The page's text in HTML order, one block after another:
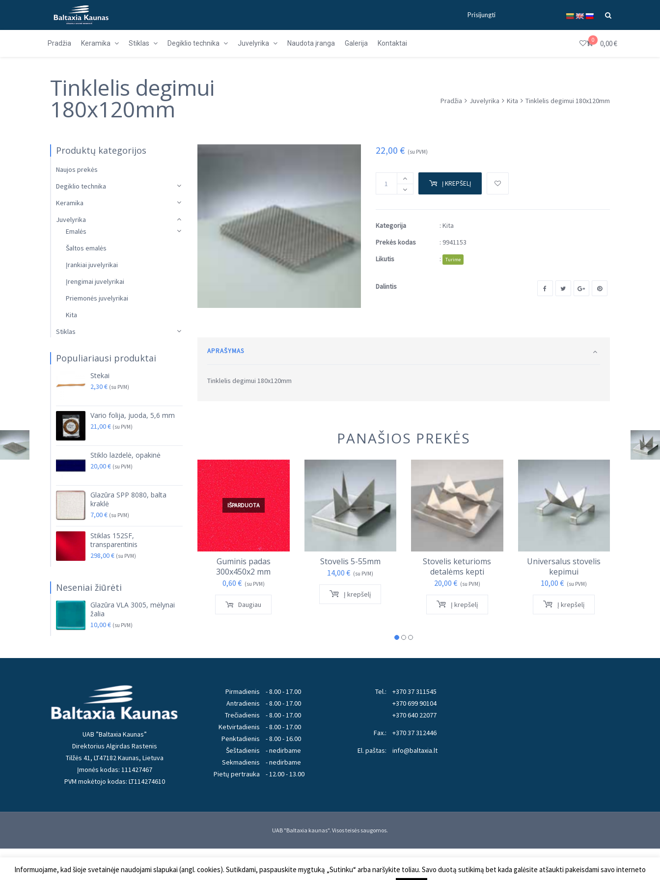
Prisijungti
Pradžia Keramika Stiklas Degiklio technika Juvelyrika Naudota įranga Galerija Kontaktai 0 0,00€
Tinklelis degimui
180x120mm Pradžia Juvelyrika Kita Tinklelis degimui 180x120mm
22,00 € (su PVM)
Į KREPŠELĮ
Kategorija : Kita
Prekės kodas
: 9941153
Likutis
: Turime
Dalintis
APRAŠYMAS
Tinklelis degimui 180x120mm
PANAŠIOS PREKĖS
IŠPARDUOTA
Guminis padas
300x450x2 mm
0,60 € (su PVM)
Daugiau
Stovelis 5-55mm
14,00€ (su PVM)
Į krepšelį
Stovelis keturioms
detalėms kepti
20,00 € (su PVM)
Į krepšelį
Universalus stovelis
kepimui
10,00€ (su PVM)
Į krepšelį
Produktų kategorijos
Naujos prekės
Degiklio technika
Keramika
Juvelyrika
Emalės
Šaltos emalės
Įrankiai juvelyrikai
Įrengimai juvelyrikai
Priemonės juvelyrikai
Kita
Stiklas
Populiariausi produktai
Stekai
2,30€ (su PVM)
Vario folija, juoda, 5,6 mm
21,00€ (su PVM)
Stiklo lazdelė, opakinė
20,00€ (su PVM)
Glazūra SPP 8080, balta
kraklė
7,00€ (su PVM)
Stiklas 152SF,
transparentinis
298,00€ (su PVM)
Neseniai žiūrėti
Glazūra VLA 3005, mėlynai
žalia
10,00€ (su PVM)
UAB ”Baltaxia Kaunas”
Direktorius Algirdas Rastenis
Tilžės 41, LT47182 Kaunas, Lietuva
Įmonės kodas: 111427467
PVM mokėtojo kodas: LT114274610
Pirmadienis
Antradienis
Trečiadienis
Ketvirtadienis
Penktadienis
Šeštadienis
Sekmadienis
Pietų pertrauka
- 8.00 - 17.00
- 8.00 - 17.00
- 8.00 - 17.00
- 8.00 - 17.00
- 8.00 - 16.00
- nedirbame
- nedirbame
- 12.00 - 13.00
Tel.:
+370 37 311545
+370 699 90104
+370 640 22077
Fax.:
+370 37 312446
El. paštas:
info@baltaxia.lt
UAB "Baltaxia kaunas". Visos teisės saugomos.
Informuojame, kad šioje svetainėje naudojami slapukai (angl. cookies). Sutikdami, paspauskite mygtuką „Sutinku“ arba naršykite toliau. Savo duotą sutikimą bet kada galėsite atšaukti pakeisdami savo interneto